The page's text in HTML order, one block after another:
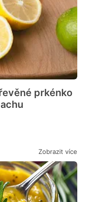
prkénko
Zobrazit více